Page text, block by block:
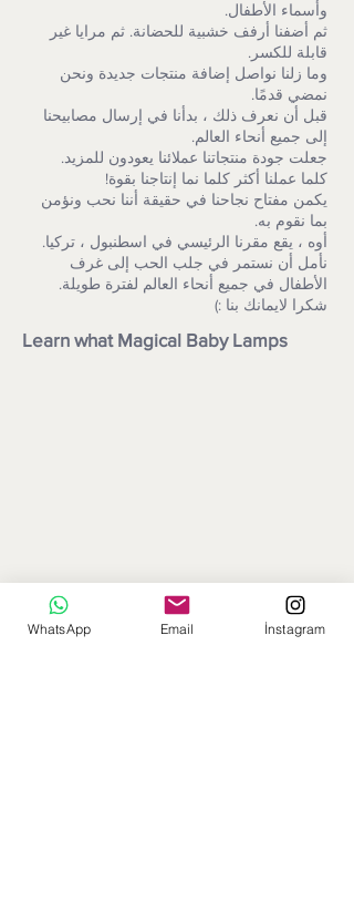
وأسماء الأطفال.
ثم أضفنا أرفف خشبية للحضانة. ثم مرايا غير
قابلة للكسر.
وما زلنا نواصل إضافة منتجات جديدة ونحن
نمضي قدمًا.
قبل أن نعرف ذلك ، بدأنا في إرسال مصابيحنا
إلى جميع أنحاء العالم.
جعلت جودة منتجاتنا عملائنا يعودون للمزيد.
كلما عملنا أكثر كلما نما إنتاجنا بقوة!
يكمن مفتاح نجاحنا في حقيقة أننا نحب ونؤمن
بما نقوم به.
أوه ، يقع مقرنا الرئيسي في اسطنبول ، تركيا.
نأمل أن نستمر في جلب الحب إلى غرف
الأطفال في جميع أنحاء العالم لفترة طويلة.
شكرا لايمانك بنا :)
Learn what Magical Baby Lamps
WhatsApp Email İnstagram